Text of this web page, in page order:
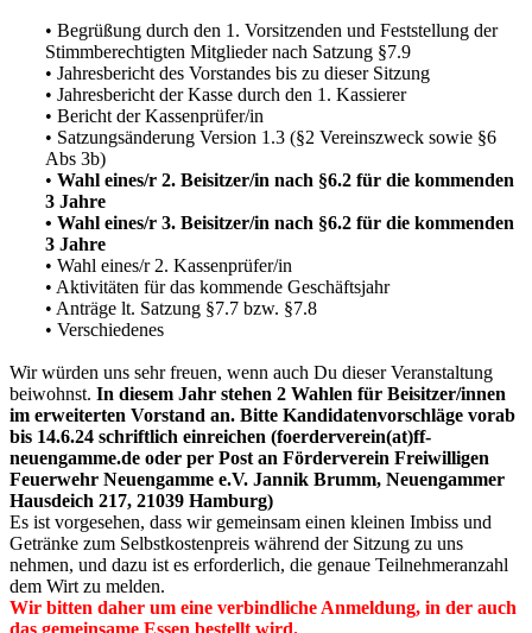
• Begrüßung durch den 1. Vorsitzenden und Feststellung der
Stimmberechtigten Mitglieder nach Satzung §7.9
• Jahresbericht des Vorstandes bis zu dieser Sitzung
• Jahresbericht der Kasse durch den 1. Kassierer
• Bericht der Kassenprüfer/in
• Satzungsänderung Version 1.3 (§2 Vereinszweck sowie §6
Abs 3b)
• Wahl eines/r 2. Beisitzer/in nach §6.2 für die kommenden
3 Jahre
• Wahl eines/r 3. Beisitzer/in nach §6.2 für die kommenden
3 Jahre
• Wahl eines/r 2. Kassenprüfer/in
• Aktivitäten für das kommende Geschäftsjahr
• Anträge lt. Satzung §7.7 bzw. §7.8
• Verschiedenes
Wir würden uns sehr freuen, wenn auch Du dieser Veranstaltung
beiwohnst. In diesem Jahr stehen 2 Wahlen für Beisitzer/innen
im erweiterten Vorstand an. Bitte Kandidatenvorschläge vorab
bis 14.6.24 schriftlich einreichen (foerderverein(at)ff-
neuengamme.de oder per Post an Förderverein Freiwilligen
Feuerwehr Neuengamme e.V. Jannik Brumm, Neuengammer
Hausdeich 217, 21039 Hamburg)
Es ist vorgesehen, dass wir gemeinsam einen kleinen Imbiss und
Getränke zum Selbstkostenpreis während der Sitzung zu uns
nehmen, und dazu ist es erforderlich, die genaue Teilnehmeranzahl
dem Wirt zu melden.
Wir bitten daher um eine verbindliche Anmeldung, in der auch